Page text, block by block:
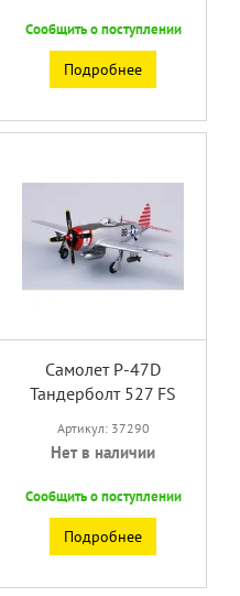
Сообщить о поступлении
Подробнее
Cамолет P-47D
Тандерболт 527 FS
Артикул: 37290
Нет в наличии
Сообщить о поступлении
Подробнее